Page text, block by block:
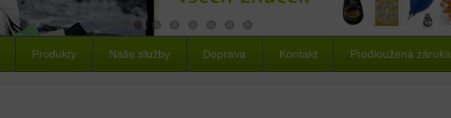
Produkty Naše služby Doprava Kontakt Prodloužená záruka